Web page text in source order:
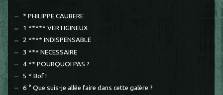
* PHILIPPE CAUBERE
1 ***** VERTIGINEUX
2 **** INDISPENSABLE
3 *** NECESSAIRE
4 ** POURQUOI PAS ?
5 * Bof !
6 ° Que suis-je allée faire dans cette galère ?